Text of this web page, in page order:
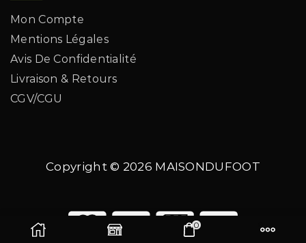
Mon Compte
Mentions Légales
Avis De Confidentialité
Livraison & Retours
CGV/CGU
Copyright © 2026 MAISONDUFOOT
0